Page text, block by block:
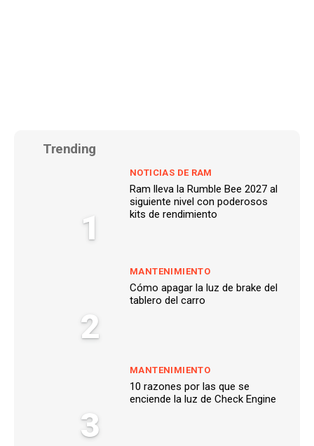
Trending
1
NOTICIAS DE RAM
Ram lleva la Rumble Bee 2027 al
siguiente nivel con poderosos
kits de rendimiento
2
MANTENIMIENTO
Cómo apagar la luz de brake del
tablero del carro
3
MANTENIMIENTO
10 razones por las que se
enciende la luz de Check Engine